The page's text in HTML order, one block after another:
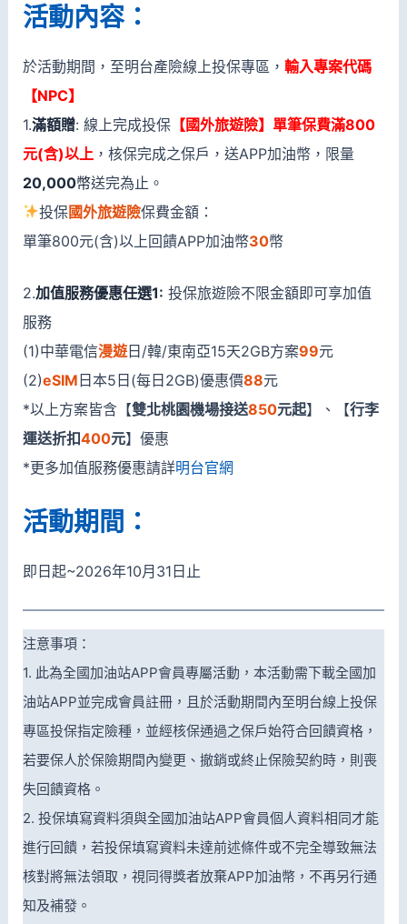
活動內容：
於活動期間，至明台產險線上投保專區， 輸入專案代碼
【NPC】
1.滿額贈: 線上完成投保【國外旅遊險】單筆保費滿800
元(含)以上 ，核保完成之保戶，送APP加油幣，限量
20,000幣送完為止。
投保國外旅遊險保費金額：
單筆800元(含)以上回饋APP加油幣30幣
2.加值服務優惠任選1: 投保旅遊險不限金額即可享加值
服務
(1)中華電信漫遊日/韓/東南亞15天2GB方案99元
(2)eSIM 日本5日(每日2GB)優惠價88元
*以上方案皆含【雙北桃園機場接送850元起】、【行李
運送折扣400元】優惠
*更多加值服務優惠請詳明台官網
活動期間：
即日起~2026年10月31日止
注意事項：
1. 此為全國加油站APP會員專屬活動，本活動需下載全國加
油站APP並完成會員註冊，且於活動期間內至明台線上投保
專區投保指定險種，並經核保通過之保戶始符合回饋資格，
若要保人於保險期間內變更、撤銷或終止保險契約時，則喪
失回饋資格。
2. 投保填寫資料須與全國加油站APP會員個人資料相同才能
進行回饋，若投保填寫資料未達前述條件或不完全導致無法
核對將無法領取，視同得獎者放棄APP加油幣，不再另行通
知及補發。